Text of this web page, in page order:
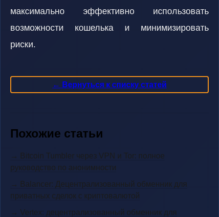
максимально эффективно использовать
возможности кошелька и минимизировать
риски.
← Вернуться к списку статей
Похожие статьи
→ Bitcoin Tumbler через VPN и Tor: полное
руководство по анонимности
→ Balancer: Децентрализованный обменник для
приватных сделок с криптовалютой
→ Vertex: децентрализованный обменник для